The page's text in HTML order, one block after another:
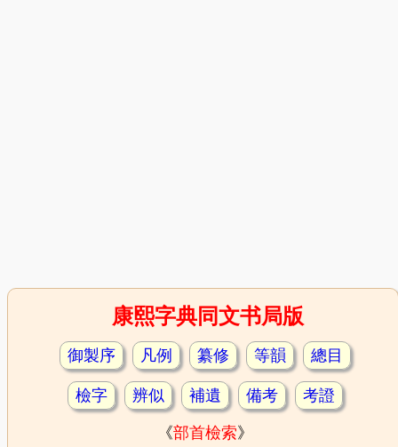
康熙字典同文书局版
御製序 凡例 纂修 等韻 總目
檢字 辨似 補遺 備考 考證
《部首檢索》